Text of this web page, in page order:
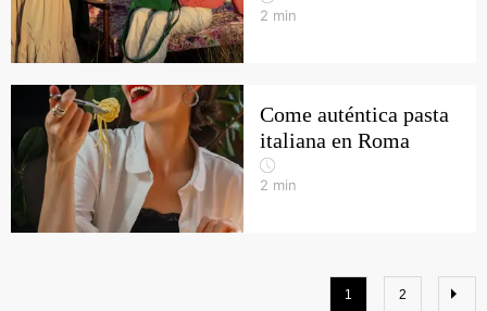
2 min
Come auténtica pasta
italiana en Roma
2 min
1 2